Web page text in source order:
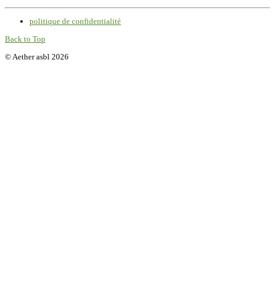
politique de confidentialité
Back to Top
© Aether asbl 2026